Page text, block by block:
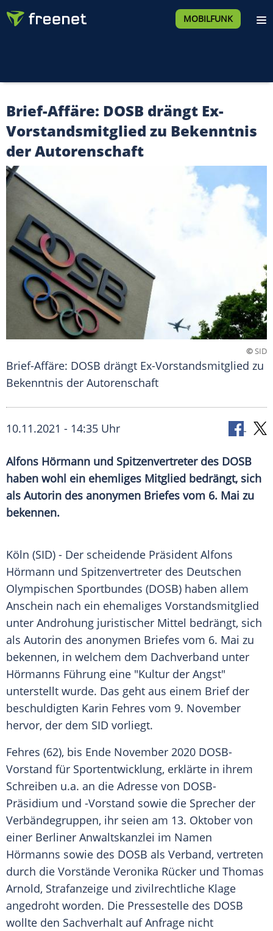
MOBILFUNK
Brief-Affäre: DOSB drängt Ex-
Vorstandsmitglied zu Bekenntnis
der Autorenschaft
©SID
Brief-Affäre: DOSB drängt Ex-Vorstandsmitglied zu
Bekenntnis der Autorenschaft
10.11.2021 - 14:35 Uhr
Alfons Hörmann und Spitzenvertreter des DOSB
haben wohl ein ehemliges Mitglied bedrängt, sich
als Autorin des anonymen Briefes vom 6. Mai zu
bekennen.
Köln (SID) - Der scheidende Präsident Alfons
Hörmann und Spitzenvertreter des Deutschen
Olympischen Sportbundes (DOSB) haben allem
Anschein nach ein ehemaliges Vorstandsmitglied
unter Androhung juristischer Mittel bedrängt, sich
als Autorin des anonymen Briefes vom 6. Mai zu
bekennen, in welchem dem Dachverband unter
Hörmanns Führung eine "Kultur der Angst"
unterstellt wurde. Das geht aus einem Brief der
beschuldigten Karin Fehres vom 9. November
hervor, der dem SID vorliegt.
Fehres (62), bis Ende November 2020 DOSB-
Vorstand für Sportentwicklung, erklärte in ihrem
Schreiben u.a. an die Adresse von DOSB-
Präsidium und -Vorstand sowie die Sprecher der
Verbändegruppen, ihr seien am 13. Oktober von
einer Berliner Anwaltskanzlei im Namen
Hörmanns sowie des DOSB als Verband, vertreten
durch die Vorstände Veronika Rücker und Thomas
Arnold, Strafanzeige und zivilrechtliche Klage
angedroht worden. Die Pressestelle des DOSB
wollte den Sachverhalt auf Anfrage nicht